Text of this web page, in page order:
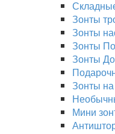
Зонты
Зонты
Зонты
Зонты
Зонты на
Мини